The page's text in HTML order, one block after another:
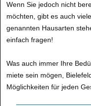
Wenn Sie jedoch nicht
möchten, gibt es auch
genannten Hausarten
einfach fragen!
Was auch immer Ihre
miete sein mögen,
Möglichkeiten für jeden